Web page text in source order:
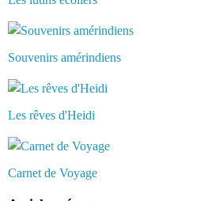
Souvenirs amérindiens
Les rêves d'Heidi
Carnet de Voyage